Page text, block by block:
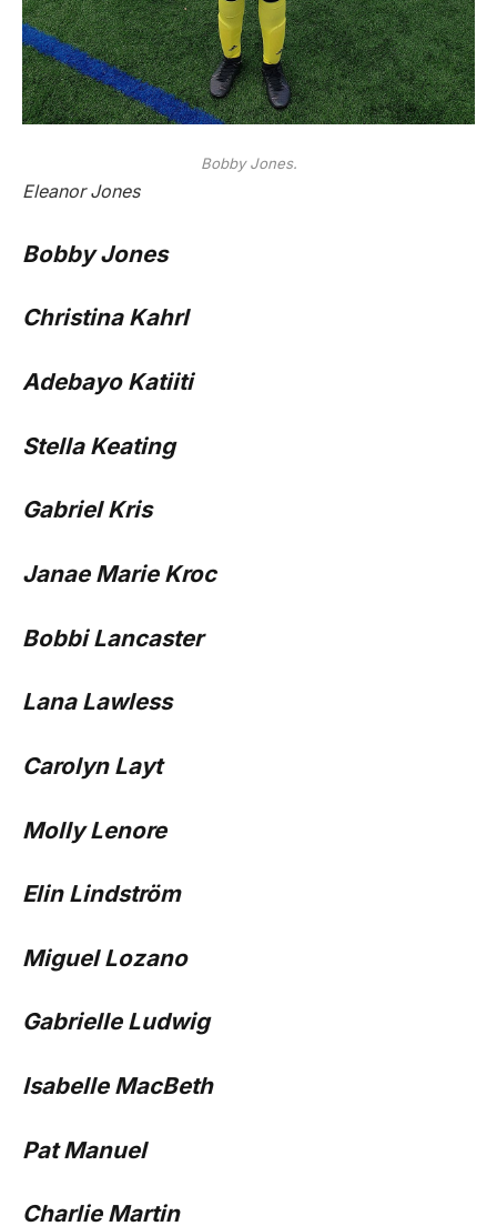
Bobby Jones.
Eleanor Jones
Bobby Jones
Christina Kahrl
Adebayo Katiiti
Stella Keating
Gabriel Kris
Janae Marie Kroc
Bobbi Lancaster
Lana Lawless
Carolyn Layt
Molly Lenore
Elin Lindström
Miguel Lozano
Gabrielle Ludwig
Isabelle MacBeth
Pat Manuel
Charlie Martin